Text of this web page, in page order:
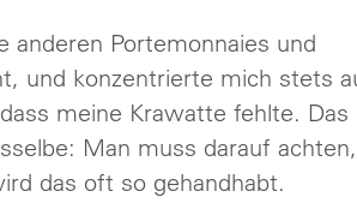
anderen Portemonnaies und
und konzentrierte mich stets
meine Krawatte fehlte. Das
Man muss darauf achten,
das oft so gehandhabt.